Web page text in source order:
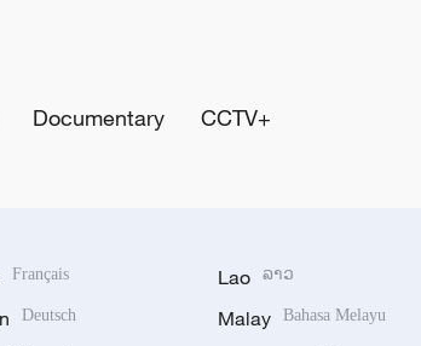
Documentary CCTV+
Français
Deutsch
Lao ລາວ
Malay Bahasa Melayu